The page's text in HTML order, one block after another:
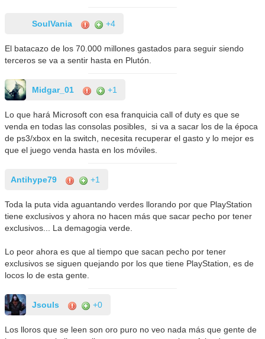
SoulVania +4
El batacazo de los 70.000 millones gastados para seguir siendo
terceros se va a sentir hasta en Plutón.
Midgar_01 +1
Lo que hará Microsoft con esa franquicia call of duty es que se
venda en todas las consolas posibles, si va a sacar los de la época
de ps3/xbox en la switch, necesita recuperar el gasto y lo mejor es
que el juego venda hasta en los móviles.
Antihype79 +1
Toda la puta vida aguantando verdes llorando por que PlayStation
tiene exclusivos y ahora no hacen más que sacar pecho por tener
exclusivos... La demagogia verde.
Lo peor ahora es que al tiempo que sacan pecho por tener
exclusivos se siguen quejando por los que tiene PlayStation, es de
locos lo de esta gente.
Jsouls +0
Los lloros que se leen son oro puro no veo nada más que gente de